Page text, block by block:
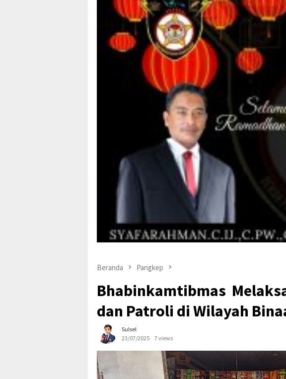
Beranda Pangkep
Bhabinkamtibmas
dan Patroli di Wilayah
Sulsel
23/07/2025
7 views